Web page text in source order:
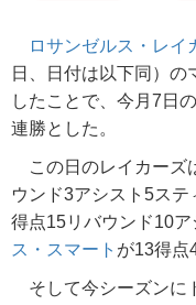
ロサンゼルス・レイ
日、日付は以下同）の
したことで、今月7日
連勝とした。
この日のレイカーズ
ウンド3アシスト5ステ
得点15リバウンド10ア
ス・スマート が13得点
そして今シーズンに